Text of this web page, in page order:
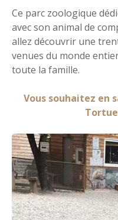
Ce parc zoologique
avec son animal de
allez découvrir une
venues du monde
toute la famille.
Vous souhaitez en